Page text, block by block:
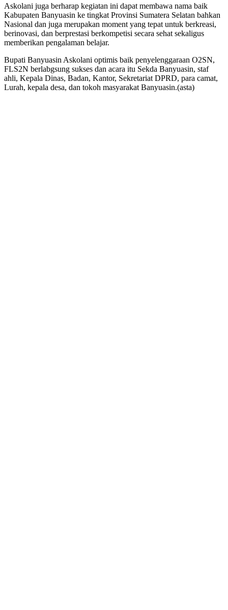
Askolani juga berharap kegiatan ini dapat membawa nama baik
Kabupaten Banyuasin ke tingkat Provinsi Sumatera Selatan bahkan
Nasional dan juga merupakan moment yang tepat untuk berkreasi,
berinovasi, dan berprestasi berkompetisi secara sehat sekaligus
memberikan pengalaman belajar.
Bupati Banyuasin Askolani optimis baik penyelenggaraan O2SN,
FLS2N berlabgsung sukses dan acara itu Sekda Banyuasin, staf
ahli, Kepala Dinas, Badan, Kantor, Sekretariat DPRD, para camat,
Lurah, kepala desa, dan tokoh masyarakat Banyuasin.(asta)